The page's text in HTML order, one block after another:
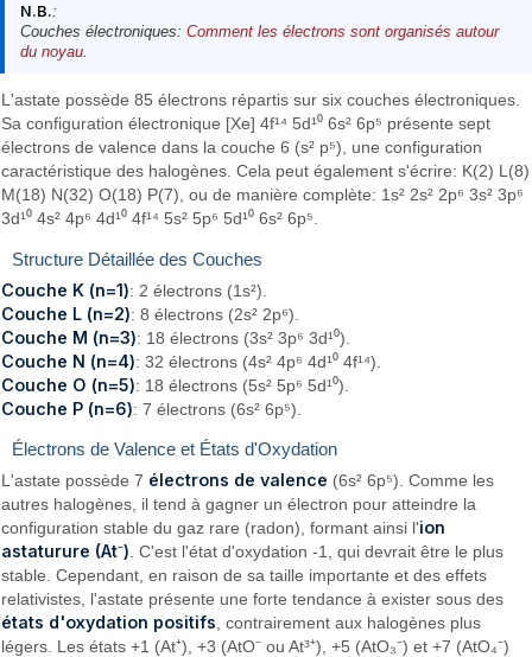
N.B.:
Couches électroniques: Comment les électrons sont organisés autour
du noyau.
L'astate possède 85 électrons répartis sur six couches électroniques.
Sa configuration électronique [Xe] 4f¹⁴ 5d¹⁰ 6s² 6p⁵ présente sept
électrons de valence dans la couche 6 (s² p⁵), une configuration
caractéristique des halogènes. Cela peut également s'écrire: K(2) L(8)
M(18) N(32) O(18) P(7), ou de manière complète: 1s² 2s² 2p⁶ 3s² 3p⁶
3d¹⁰ 4s² 4p⁶ 4d¹⁰ 4f¹⁴ 5s² 5p⁶ 5d¹⁰ 6s² 6p⁵.
Structure Détaillée des Couches
Couche K (n=1): 2 électrons (1s²).
Couche L (n=2): 8 électrons (2s² 2p⁶).
Couche M (n=3): 18 électrons (3s² 3p⁶ 3d¹⁰).
Couche N (n=4): 32 électrons (4s² 4p⁶ 4d¹⁰ 4f¹⁴).
Couche O (n=5): 18 électrons (5s² 5p⁶ 5d¹⁰).
Couche P (n=6): 7 électrons (6s² 6p⁵).
Électrons de Valence et États d'Oxydation
L'astate possède 7 électrons de valence (6s² 6p⁵). Comme les
autres halogènes, il tend à gagner un électron pour atteindre la
configuration stable du gaz rare (radon), formant ainsi l'ion
astaturure (At⁻) . C'est l'état d'oxydation -1, qui devrait être le plus
stable. Cependant, en raison de sa taille importante et des effets
relativistes, l'astate présente une forte tendance à exister sous des
états d'oxydation positifs , contrairement aux halogènes plus
légers. Les états +1 (At⁺), +3 (AtO⁻ ou At³⁺), +5 (AtO₃⁻) et +7 (AtO₄⁻)